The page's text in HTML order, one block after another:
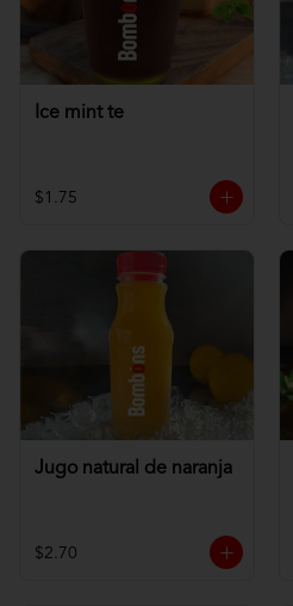
Ice mint te
$1.75
Jugo natural de naranja
$2.70